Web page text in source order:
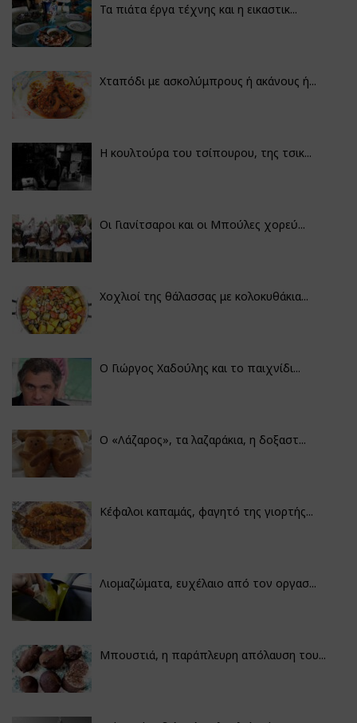
Τα πιάτα έργα τέχνης και η εικαστικ...
Χταπόδι με ασκολύμπρους ή ακάνους ή...
Η κουλτούρα του τσίπουρου, της τσικ...
Οι Γιανίτσαροι και οι Μπούλες χορεύ...
Χοχλιοί της θάλασσας με κολοκυθάκια...
Ο Γιώργος Χαδούλης και το παιχνίδι...
Ο «Λάζαρος», τα λαζαράκια, η δοξαστ...
Κέφαλοι καπαμάς, φαγητό της γιορτής...
Λιομαζώματα, ευχέλαιο από τον οργασ...
Μπουστιά, η παράπλευρη απόλαυση του...